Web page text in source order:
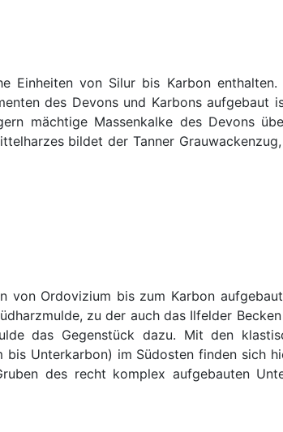
Einheiten von Silur bis Karbon
des Devons und Karbons
mächtige Massenkalke des Devons
bildet der Tanner
von Ordovizium bis zum Karbon
zu der auch das Ilfelder
das Gegenstück dazu. Mit den
bis Unterkarbon) im Südosten finden sich
des recht komplex aufgebauten